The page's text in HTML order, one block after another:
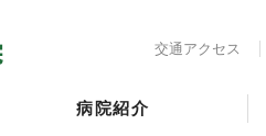
交通アクセス
病院紹介